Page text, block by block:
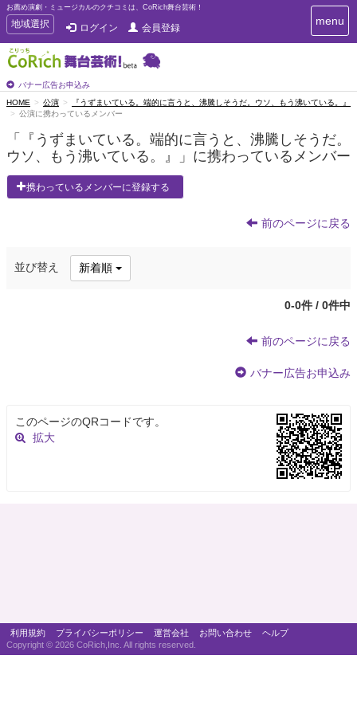
お薦め演劇・ミュージカルのクチコミは、CoRich舞台芸術！
T
o
g
g
e
n
a
v
g
i
地域選択 ログイン 会員登録
バナー広告お申込み
T
o
e
a
v
i
i
menu
HOME 公演
『うずまいている。端的に言うと、沸騰しそうだ。ウソ、もう沸いている。』
公演に携わっているメンバー
「『うずまいている。端的に言うと、沸騰しそうだ。
ウソ、もう沸いている。』」に携わっているメンバー
携わっているメンバーに登録する
前のページに戻る
並び替え 新着順
0-0件 / 0件中
前のページに戻る
バナー広告お申込み
このページのQRコードです。
拡大
利用規約 プライバシーポリシー 運営会社 お問い合わせ
ヘルプ
Copyright © 2026 CoRich,Inc. All rights reserved.